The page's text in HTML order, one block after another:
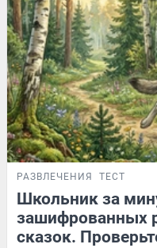
РАЗВЛЕЧЕНИЯ ТЕСТ
Школьник за
зашифрованных
сказок.